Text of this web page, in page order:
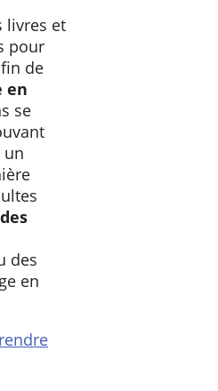
livres et
pour
de
en
se
un
des
des
en